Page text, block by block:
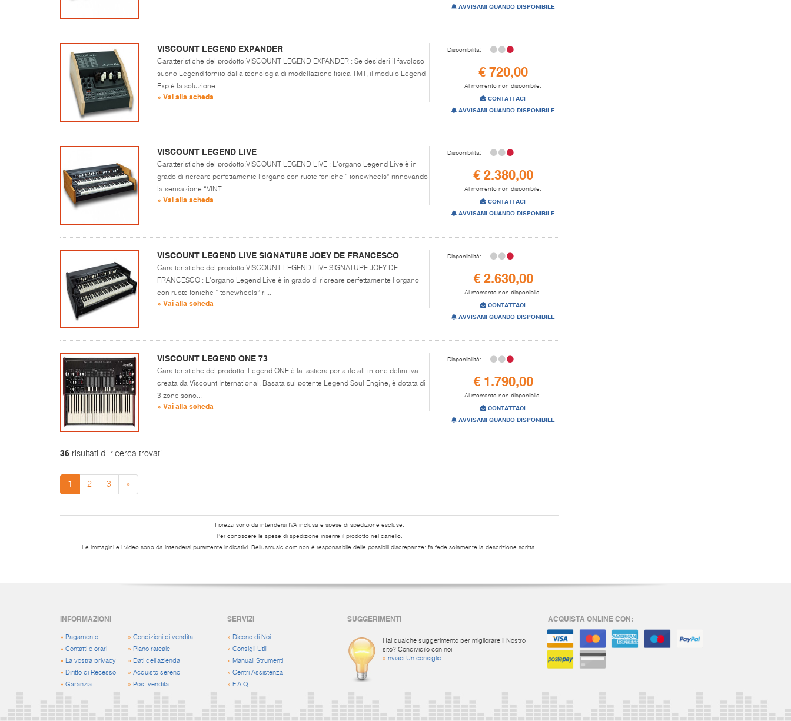
AVVISAMI QUANDO DISPONIBILE
VISCOUNT LEGEND EXPANDER
Caratteristiche del prodotto:VISCOUNT LEGEND EXPANDER : Se desideri il favoloso
suono Legend fornito dalla tecnologia di modellazione fisica TMT, il modulo Legend
Exp è la soluzione...
» Vai alla scheda
Disponibilità:
€ 720,00
Al momento non disponibile.
CONTATTACI
AVVISAMI QUANDO DISPONIBILE
VISCOUNT LEGEND LIVE
Caratteristiche del prodotto:VISCOUNT LEGEND LIVE : L'organo Legend Live è in
grado di ricreare perfettamente l’organo con ruote foniche “ tonewheels” rinnovando
la sensazione “VINT...
» Vai alla scheda
Disponibilità:
€ 2.380,00
Al momento non disponibile.
CONTATTACI
AVVISAMI QUANDO DISPONIBILE
VISCOUNT LEGEND LIVE SIGNATURE JOEY DE FRANCESCO
Caratteristiche del prodotto:VISCOUNT LEGEND LIVE SIGNATURE JOEY DE
FRANCESCO : L'organo Legend Live è in grado di ricreare perfettamente l’organo
con ruote foniche “ tonewheels” ri...
» Vai alla scheda
Disponibilità:
€ 2.630,00
Al momento non disponibile.
CONTATTACI
AVVISAMI QUANDO DISPONIBILE
VISCOUNT LEGEND ONE 73
Caratteristiche del prodotto: Legend ONE è la tastiera portatile all-in-one definitiva
creata da Viscount International. Basata sul potente Legend Soul Engine, è dotata di
3 zone sono...
» Vai alla scheda
Disponibilità:
€ 1.790,00
Al momento non disponibile.
CONTATTACI
AVVISAMI QUANDO DISPONIBILE
36 risultati di ricerca trovati
1 2 3 »
I prezzi sono da intendersi IVA inclusa e spese di spedizione escluse.
Per conoscere le spese di spedizione inserire il prodotto nel carrello.
Le immagini e i video sono da intendersi puramente indicativi. Bellusmusic.com non è responsabile delle possibili discrepanze: fa fede solamente la descrizione scritta.
INFORMAZIONI
» Pagamento
» Contatti e orari
»
La vostra privacy
» Diritto di Recesso
» Garanzia
» Condizioni di vendita
» Piano rateale
» Dati dell'azienda
» Acquisto sereno
» Post vendita
SERVIZI
» Dicono di Noi
»Consigli Utili
» Manuali Strumenti
»Centri Assistenza
» F.A.Q.
SUGGERIMENTI
Hai qualche suggerimento per migliorare il Nostro
sito? Condividilo con noi:
» Inviaci Un consiglio
ACQUISTA ONLINE CON: